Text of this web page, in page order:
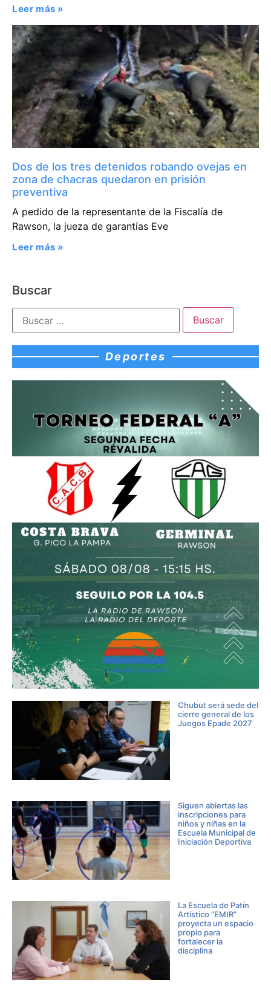
Leer más »
Dos de los tres detenidos robando ovejas en
zona de chacras quedaron en prisión
preventiva
A pedido de la representante de la Fiscalía de
Rawson, la jueza de garantías Eve
Leer más »
Buscar
Deportes
Chubut será sede del
cierre general de los
Juegos Epade 2027
Siguen abiertas las
inscripciones para
niños y niñas en la
Escuela Municipal de
Iniciación Deportiva
La Escuela de Patín
Artístico “EMIR”
proyecta un espacio
propio para
fortalecer la
disciplina